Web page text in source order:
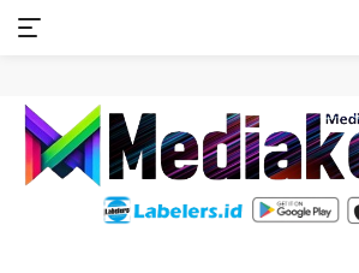
Skip
content